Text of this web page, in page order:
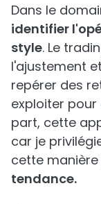
Dans le
identifier
style. Le
l'ajustement
repérer des
exploiter pour
part, cette
car je
cette
tendance.